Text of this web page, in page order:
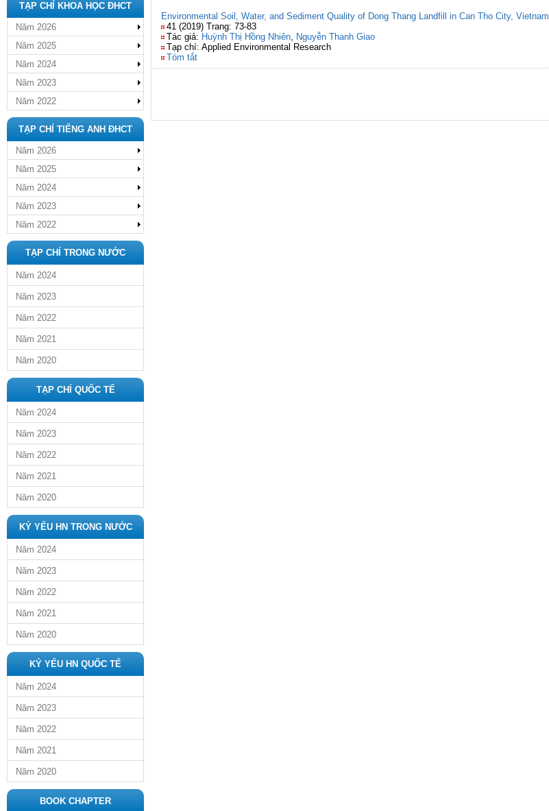
TẠP CHÍ KHOA HỌC ĐHCT
Năm 2026
Năm 2025
Năm 2024
Năm 2023
Năm 2022
TẠP CHÍ TIẾNG ANH ĐHCT
Năm 2026
Năm 2025
Năm 2024
Năm 2023
Năm 2022
TẠP CHÍ TRONG NƯỚC
Năm 2024
Năm 2023
Năm 2022
Năm 2021
Năm 2020
TẠP CHÍ QUỐC TẾ
Năm 2024
Năm 2023
Năm 2022
Năm 2021
Năm 2020
KỶ YẾU HN TRONG NƯỚC
Năm 2024
Năm 2023
Năm 2022
Năm 2021
Năm 2020
KỶ YẾU HN QUỐC TẾ
Năm 2024
Năm 2023
Năm 2022
Năm 2021
Năm 2020
BOOK CHAPTER
Environmental Soil, Water, and Sediment Quality of Dong Thang Landfill in Can Tho City, Vietnam
41 (2019) Trang: 73-83
Tác giả: Huỳnh Thị Hồng Nhiên, Nguyễn Thanh Giao
Tạp chí: Applied Environmental Research
Tóm tắt